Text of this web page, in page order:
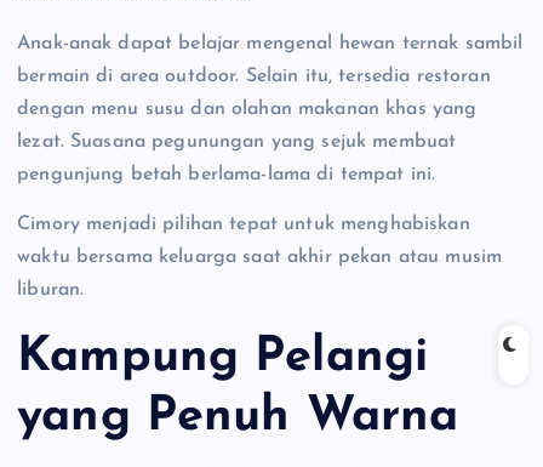
Anak-anak dapat belajar mengenal hewan ternak sambil
bermain di area outdoor. Selain itu, tersedia restoran
dengan menu susu dan olahan makanan khas yang
lezat. Suasana pegunungan yang sejuk membuat
pengunjung betah berlama-lama di tempat ini.
Cimory menjadi pilihan tepat untuk menghabiskan
waktu bersama keluarga saat akhir pekan atau musim
liburan.
Kampung Pelangi
yang Penuh Warna